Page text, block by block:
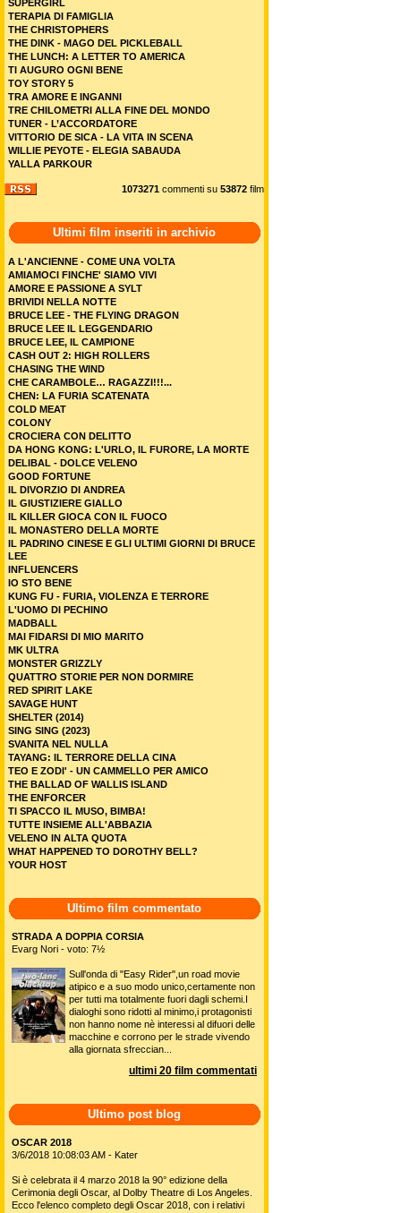
SUPERGIRL
TERAPIA DI FAMIGLIA
THE CHRISTOPHERS
THE DINK - MAGO DEL PICKLEBALL
THE LUNCH: A LETTER TO AMERICA
TI AUGURO OGNI BENE
TOY STORY 5
TRA AMORE E INGANNI
TRE CHILOMETRI ALLA FINE DEL MONDO
TUNER - L’ACCORDATORE
VITTORIO DE SICA - LA VITA IN SCENA
WILLIE PEYOTE - ELEGIA SABAUDA
YALLA PARKOUR
1073271 commenti su 53872 film
Ultimi film inseriti in archivio
A L'ANCIENNE - COME UNA VOLTA
AMIAMOCI FINCHE' SIAMO VIVI
AMORE E PASSIONE A SYLT
BRIVIDI NELLA NOTTE
BRUCE LEE - THE FLYING DRAGON
BRUCE LEE IL LEGGENDARIO
BRUCE LEE, IL CAMPIONE
CASH OUT 2: HIGH ROLLERS
CHASING THE WIND
CHE CARAMBOLE… RAGAZZI!!!...
CHEN: LA FURIA SCATENATA
COLD MEAT
COLONY
CROCIERA CON DELITTO
DA HONG KONG: L'URLO, IL FURORE, LA MORTE
DELIBAL - DOLCE VELENO
GOOD FORTUNE
IL DIVORZIO DI ANDREA
IL GIUSTIZIERE GIALLO
IL KILLER GIOCA CON IL FUOCO
IL MONASTERO DELLA MORTE
IL PADRINO CINESE E GLI ULTIMI GIORNI DI BRUCE
LEE
INFLUENCERS
IO STO BENE
KUNG FU - FURIA, VIOLENZA E TERRORE
L'UOMO DI PECHINO
MADBALL
MAI FIDARSI DI MIO MARITO
MK ULTRA
MONSTER GRIZZLY
QUATTRO STORIE PER NON DORMIRE
RED SPIRIT LAKE
SAVAGE HUNT
SHELTER (2014)
SING SING (2023)
SVANITA NEL NULLA
TAYANG: IL TERRORE DELLA CINA
TEO E ZODI' - UN CAMMELLO PER AMICO
THE BALLAD OF WALLIS ISLAND
THE ENFORCER
TI SPACCO IL MUSO, BIMBA!
TUTTE INSIEME ALL'ABBAZIA
VELENO IN ALTA QUOTA
WHAT HAPPENED TO DOROTHY BELL?
YOUR HOST
Ultimo film commentato
STRADA A DOPPIA CORSIA
Evarg Nori - voto: 7½
Sull'onda di "Easy Rider",un road movie
atipico e a suo modo unico,certamente non
per tutti ma totalmente fuori dagli schemi.I
dialoghi sono ridotti al minimo,i protagonisti
non hanno nome nè interessi al difuori delle
macchine e corrono per le strade vivendo
alla giornata sfreccian...
ultimi 20 film commentati
Ultimo post blog
OSCAR 2018
3/6/2018 10:08:03 AM - Kater
Si è celebrata il 4 marzo 2018 la 90° edizione della
Cerimonia degli Oscar, al Dolby Theatre di Los Angeles.
Ecco l'elenco completo degli Oscar 2018, con i relativi